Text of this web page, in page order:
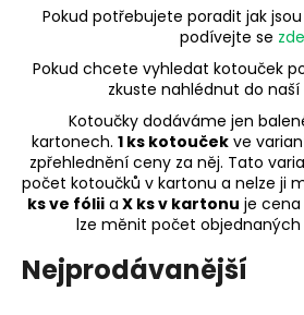
Pokud potřebujete poradit jak
podívejte se zde
Pokud chcete vyhledat kotouček
zkuste nahlédnut do naší
Kotoučky dodáváme jen
kartonech. 1 ks kotouček ve
zpřehlednění ceny za něj. Tato
počet kotoučků v kartonu a nelze ji
ks ve fóliia X ks v kartonu je
lze měnit počet
Nejprodávanější
e
n
a
í